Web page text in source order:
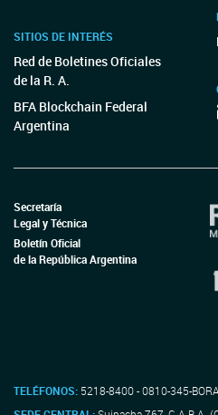
SITIOS DE INTERÉS
Red de Boletines Oficiales
de la R. A.
BFA Blockchain Federal
Argentina
Secretaría
Legal y Técnica
Boletín Oficial
de la República Argentina
TELÉFONOS: 5218-8400 - 0810-345-